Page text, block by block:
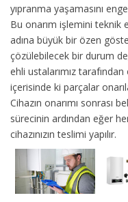
yıpranma yaşamasını
Bu onarım işlemini teknik
adına büyük bir özen
çözülebilecek bir durum
ehli ustalarımız
içerisinde ki parçalar
Cihazın onarımı sonrası
sürecinin ardından eğer
cihazınızın teslimi yapılır.